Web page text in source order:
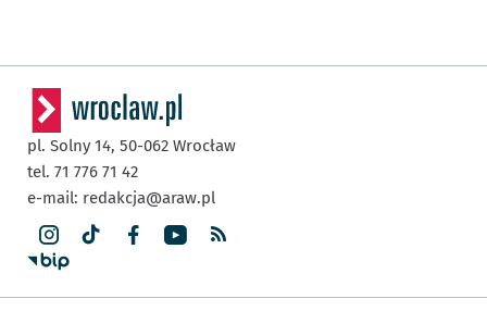
pl. Solny 14, 50-062 Wrocław
tel. 71 776 71 42
e-mail: redakcja@araw.pl